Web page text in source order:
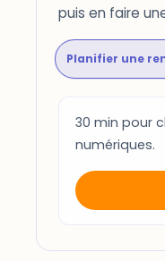
puis en faire
Planifier une
30 min pour
numériques.